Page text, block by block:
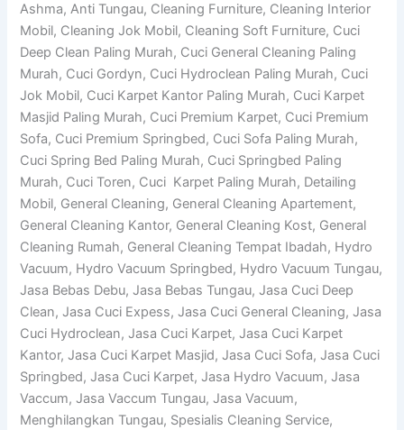
Ashma, Anti Tungau, Cleaning Furniture, Cleaning Interior
Mobil, Cleaning Jok Mobil, Cleaning Soft Furniture, Cuci
Deep Clean Paling Murah, Cuci General Cleaning Paling
Murah, Cuci Gordyn, Cuci Hydroclean Paling Murah, Cuci
Jok Mobil, Cuci Karpet Kantor Paling Murah, Cuci Karpet
Masjid Paling Murah, Cuci Premium Karpet, Cuci Premium
Sofa, Cuci Premium Springbed, Cuci Sofa Paling Murah,
Cuci Spring Bed Paling Murah, Cuci Springbed Paling
Murah, Cuci Toren, Cuci Karpet Paling Murah, Detailing
Mobil, General Cleaning, General Cleaning Apartement,
General Cleaning Kantor, General Cleaning Kost, General
Cleaning Rumah, General Cleaning Tempat Ibadah, Hydro
Vacuum, Hydro Vacuum Springbed, Hydro Vacuum Tungau,
Jasa Bebas Debu, Jasa Bebas Tungau, Jasa Cuci Deep
Clean, Jasa Cuci Expess, Jasa Cuci General Cleaning, Jasa
Cuci Hydroclean, Jasa Cuci Karpet, Jasa Cuci Karpet
Kantor, Jasa Cuci Karpet Masjid, Jasa Cuci Sofa, Jasa Cuci
Springbed, Jasa Cuci Karpet, Jasa Hydro Vacuum, Jasa
Vaccum, Jasa Vaccum Tungau, Jasa Vacuum,
Menghilangkan Tungau, Spesialis Cleaning Service,